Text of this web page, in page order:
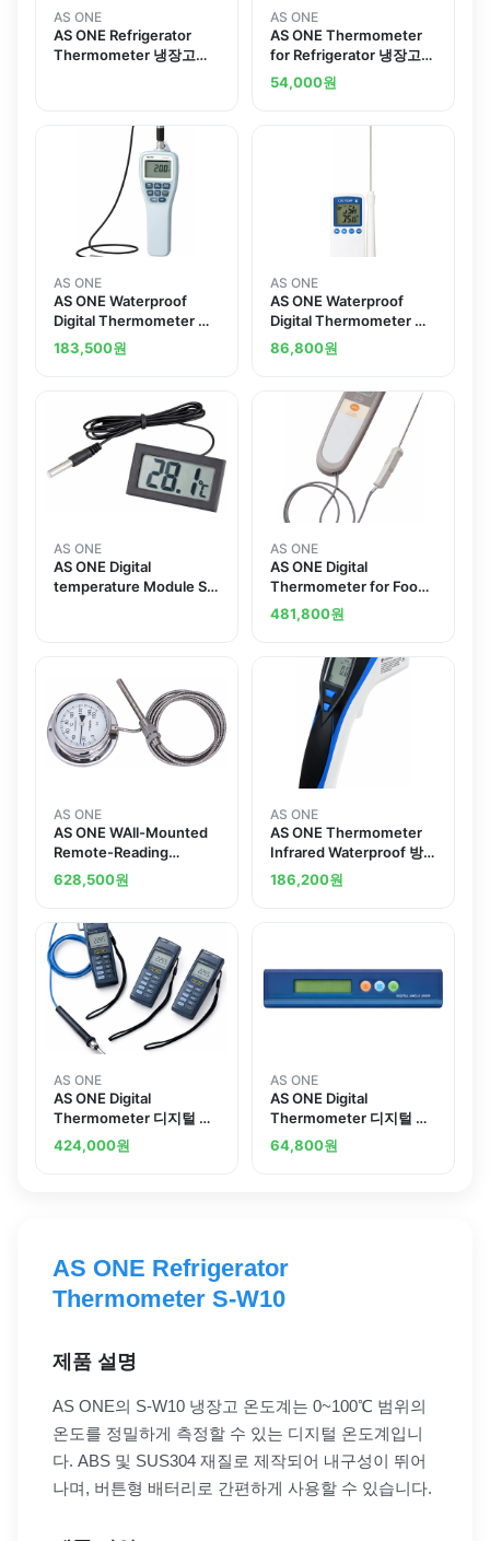
AS ONE
AS ONE Refrigerator
Thermometer 냉장고용
AS ONE
AS ONE Thermometer
for Refrigerator 냉장고용
온도계
54,000원
AS ONE
AS ONE Waterproof
Digital Thermometer 방
수형 디지털 온도계
183,500원
AS ONE
AS ONE Waterproof
Digital Thermometer 방
수 디지털 온도계
86,800원
AS ONE
AS ONE Digital
temperature Module S-
AS ONE
AS ONE Digital
Thermometer for Food
식품용디지털 온도계
481,800원
AS ONE
AS ONE WAll-Mounted
Remote-Reading
Thermometer 벽걸이식
원격측정 온도계
628,500원
AS ONE
AS ONE Thermometer
Infrared Waterproof 방
수 방사 온도계
186,200원
AS ONE
AS ONE Digital
Thermometer 디지털 온
도계
424,000원
AS ONE
AS ONE Digital
Thermometer 디지털 온
도계
64,800원
AS ONE Refrigerator
Thermometer S-W10
제품 설명
AS ONE의 S-W10 냉장고 온도계는 0~100℃ 범위의
온도를 정밀하게 측정할 수 있는 디지털 온도계입니
다. ABS 및 SUS304 재질로 제작되어 내구성이 뛰어
나며, 버튼형 배터리로 간편하게 사용할 수 있습니다.